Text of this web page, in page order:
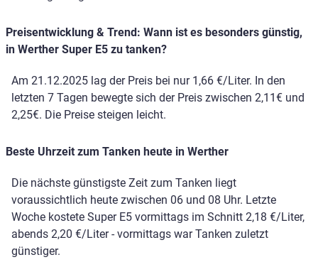
Preisentwicklung & Trend: Wann ist es besonders günstig,
in Werther Super E5 zu tanken?
Am 21.12.2025 lag der Preis bei nur 1,66 €/Liter. In den
letzten 7 Tagen bewegte sich der Preis zwischen 2,11€ und
2,25€. Die Preise steigen leicht.
Beste Uhrzeit zum Tanken heute in Werther
Die nächste günstigste Zeit zum Tanken liegt
voraussichtlich heute zwischen 06 und 08 Uhr. Letzte
Woche kostete Super E5 vormittags im Schnitt 2,18 €/Liter,
abends 2,20 €/Liter - vormittags war Tanken zuletzt
günstiger.